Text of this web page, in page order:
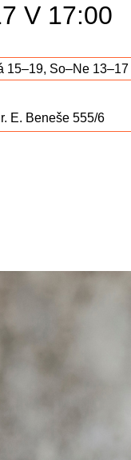
V 17:00
15–19, So–Ne 13–17
E. Beneše 555/6